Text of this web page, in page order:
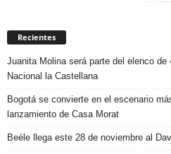
Recientes
Juanita Molina será parte del elenco de
Nacional la Castellana
Bogotá se convierte en el escenario
lanzamiento de Casa Morat
Beéle llega este 28 de noviembre al